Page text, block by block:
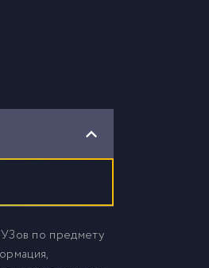
по предмету